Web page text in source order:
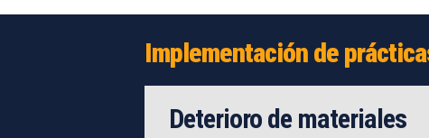
Implementación de
Deterioro de materiales